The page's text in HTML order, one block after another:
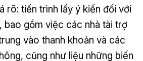
rõ: tiến trình lấy ý kiến đối với
bao gồm việc các nhà tài trợ
vào thanh khoản và các
cũng như liệu những biến